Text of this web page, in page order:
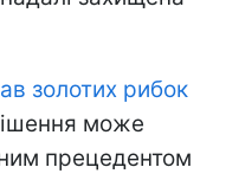
золотих рибок
може
прецедентом